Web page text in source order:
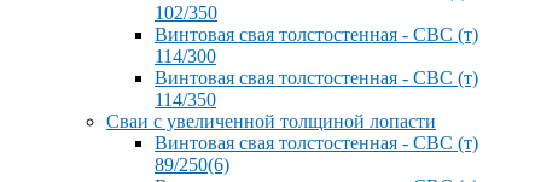
102/350
Винтовая свая толстостенная - СВС (т)
114/300
Винтовая свая толстостенная - СВС (т)
114/350
Сваи с увеличенной толщиной лопасти
Винтовая свая толстостенная - СВС (т)
89/250(6)